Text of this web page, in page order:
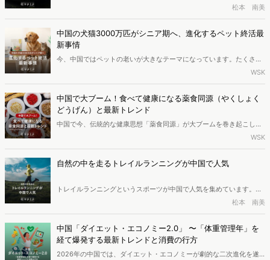
ス、ジェラート、チョコ、ラテ、お酒など数えきれないほどの抹茶商
品が登場しており、「万物皆可抹茶（なんでも抹茶味にできる）」と
いう言葉ができるほどです。この記事では、このような抹茶人気の背
景にある要因を紹介します。
松本 南美
中国の犬猫3000万匹がシニア期へ、進化するペット終活最
新事情
今、中国ではペットの老いが大きなテーマになっています。たくさん
の犬や猫がシニア期を迎え、ペット業界もかわいがるだけのフェーズ
から、最期まで寄り添うケアへと変わってきました。ペット保険、フ
ードと健康管理、そしてペット葬儀。広がり続けるこの市場で、今最
も注目されている変化をレポートします。
WSK
中国で大ブーム！食べて健康になる薬食同源（やくしょく
どうげん）と最新トレンド
中国で今、伝統的な健康思想「薬食同源」が大ブームを巻き起こして
います。急速な高齢化を背景に健康寿命を延ばしたいシニア世代だけ
でなく、日々の疲れやストレスを抱える若者たちの間でも、タイパ抜
群の手軽な養生スタイルとして急速に浸透中。2024年には主要ECだ
けで1兆円を超える巨大市場へと成長しました。本記事では、老舗の若
を解説します。
WSK
自然の中を走るトレイルランニングが中国で人気
トレイルランニングというスポーツが中国で人気を集めています。
「トレイル」とは「未舗装路」を意味し、山道など自然の中を走るス
ポーツです。特に30代から40代の人々の間で人気を集めるこのスポ
ーツについて、ブームとなっている背景を紹介します。
松本 南美
中国「ダイエット・エコノミー2.0」 〜「体重管理年」を
経て爆発する最新トレンドと消費の行方
2026年の中国では、ダイエット・エコノミーが劇的な二次進化を遂